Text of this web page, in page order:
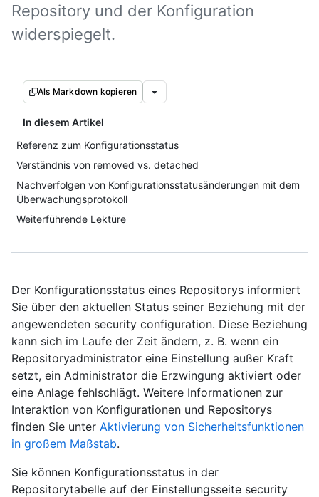
Repository und der Konfiguration
widerspiegelt.
Als Markdown kopieren
In diesem Artikel
Referenz zum Konfigurationsstatus
Verständnis von removed vs. detached
Nachverfolgen von Konfigurationsstatusänderungen mit dem
Überwachungsprotokoll
Weiterführende Lektüre
Der Konfigurationsstatus eines Repositorys informiert
Sie über den aktuellen Status seiner Beziehung mit der
angewendeten security configuration. Diese Beziehung
kann sich im Laufe der Zeit ändern, z. B. wenn ein
Repositoryadministrator eine Einstellung außer Kraft
setzt, ein Administrator die Erzwingung aktiviert oder
eine Anlage fehlschlägt. Weitere Informationen zur
Interaktion von Konfigurationen und Repositorys
finden Sie unter Aktivierung von Sicherheitsfunktionen
in großem Maßstab.
Sie können Konfigurationsstatus in der
Repositorytabelle auf der Einstellungsseite security